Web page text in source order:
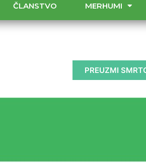
ČLANSTVO MERHUMI
PREUZMI